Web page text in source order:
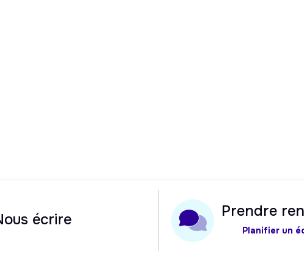
écrire Prendre
Planifier un